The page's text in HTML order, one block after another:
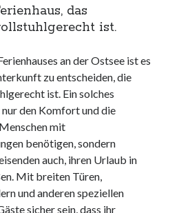
das
ist.
an der Ostsee ist es
zu entscheiden, die
ist. Ein solches
den Komfort und die
mit
benötigen, sondern
auch, ihren Urlaub in
Mit breiten Türen,
und anderen speziellen
sicher sein, dass ihr